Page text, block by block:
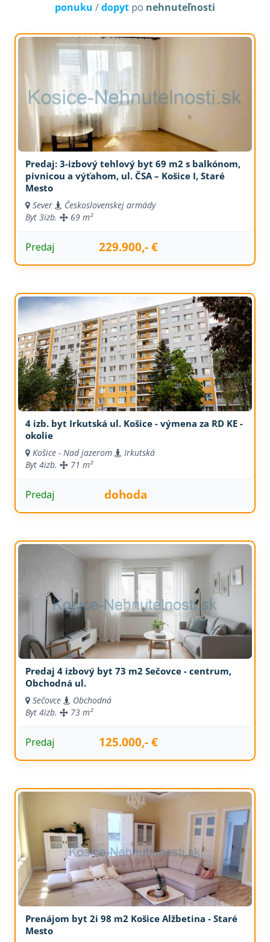
ponuku /dopyt po nehnuteľnosti
Predaj: 3-izbový tehlový byt 69 m2 s balkónom,
pivnicou a výťahom, ul. ČSA – Košice I, Staré
Mesto
Sever
Československej armády
Byt 3izb. 69 m²
Predaj 229.900,- €
4 izb. byt Irkutská ul. Košice - výmena za RD KE -
okolie
Košice - Nad jazerom
Irkutská
Byt 4izb. 71 m²
Predaj dohoda
Predaj 4 izbový byt 73 m2 Sečovce - centrum,
Obchodná ul.
Sečovce
Obchodná
Byt 4izb. 73 m²
Predaj 125.000,- €
Prenájom byt 2i 98 m2 Košice Alžbetina - Staré
Mesto